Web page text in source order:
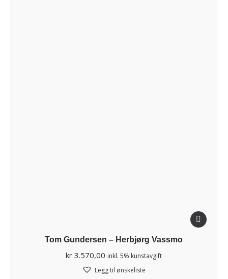
Tom Gundersen – Herbjørg Vassmo
kr 3.570,00 inkl. 5% kunstavgift
Legg til ønskeliste